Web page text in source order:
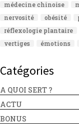
médecine chinoise
nervosité
obésité
réflexologie plantaire
vertiges
émotions
Catégories
A QUOI SERT ?
ACTU
BONUS